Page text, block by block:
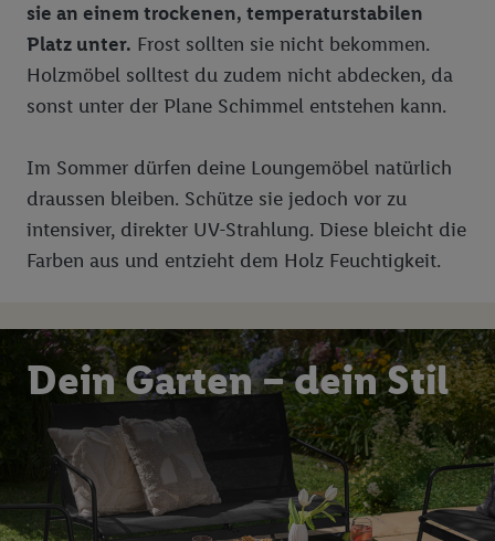
sie an einem trockenen, temperaturstabilen
Platz unter. Frost sollten sie nicht bekommen.
Holzmöbel solltest du zudem nicht abdecken, da
sonst unter der Plane Schimmel entstehen kann.
Im Sommer dürfen deine Loungemöbel natürlich
draussen bleiben. Schütze sie jedoch vor zu
intensiver, direkter UV-Strahlung. Diese bleicht die
Farben aus und entzieht dem Holz Feuchtigkeit.
Dein Garten – dein Stil